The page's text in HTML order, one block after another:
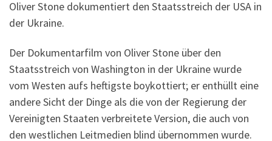
Oliver Stone dokumentiert den Staatsstreich der USA in
der Ukraine.
Der Dokumentarfilm von Oliver Stone über den
Staatsstreich von Washington in der Ukraine wurde
vom Westen aufs heftigste boykottiert; er enthüllt eine
andere Sicht der Dinge als die von der Regierung der
Vereinigten Staaten verbreitete Version, die auch von
den westlichen Leitmedien blind übernommen wurde.